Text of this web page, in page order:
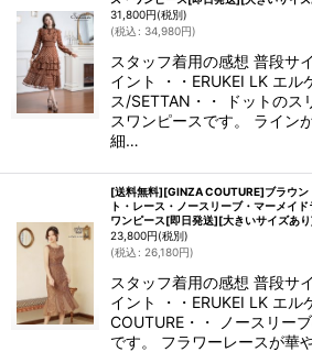
31,800円(税別)
(税込 : 34,980円)
スタッフ着用の感想 普段サ
イント ・・ERUKEI LK エル
ス/SETTAN・・ ドットのス
スワンピースです。 ライン
細…
[送料無料][GINZA COUTURE]ブラウン
ト・レース・ノースリーブ・マーメイ
ワンピース[即日発送][大きいサイズあ
23,800円(税別)
(税込 : 26,180円)
スタッフ着用の感想 普段サ
イント ・・ERUKEI LK エ
COUTURE・・ ノースリー
です。 フラワーレースが華